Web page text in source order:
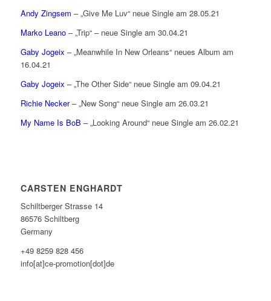
Andy Zingsem – „Give Me Luv“ neue Single am 28.05.21
Marko Leano– „Trip“ – neue Single am 30.04.21
Gaby Jogeix – „Meanwhile In New Orleans“ neues Album am
16.04.21
Gaby Jogeix – „The Other Side“ neue Single am 09.04.21
Richie Necker– „New Song“ neue Single am 26.03.21
My Name Is BoB – „Looking Around“ neue Single am 26.02.21
CARSTEN ENGHARDT
Schiltberger Strasse 14
86576 Schiltberg
Germany
+49 8259 828 456
info[at]ce-promotion[dot]de